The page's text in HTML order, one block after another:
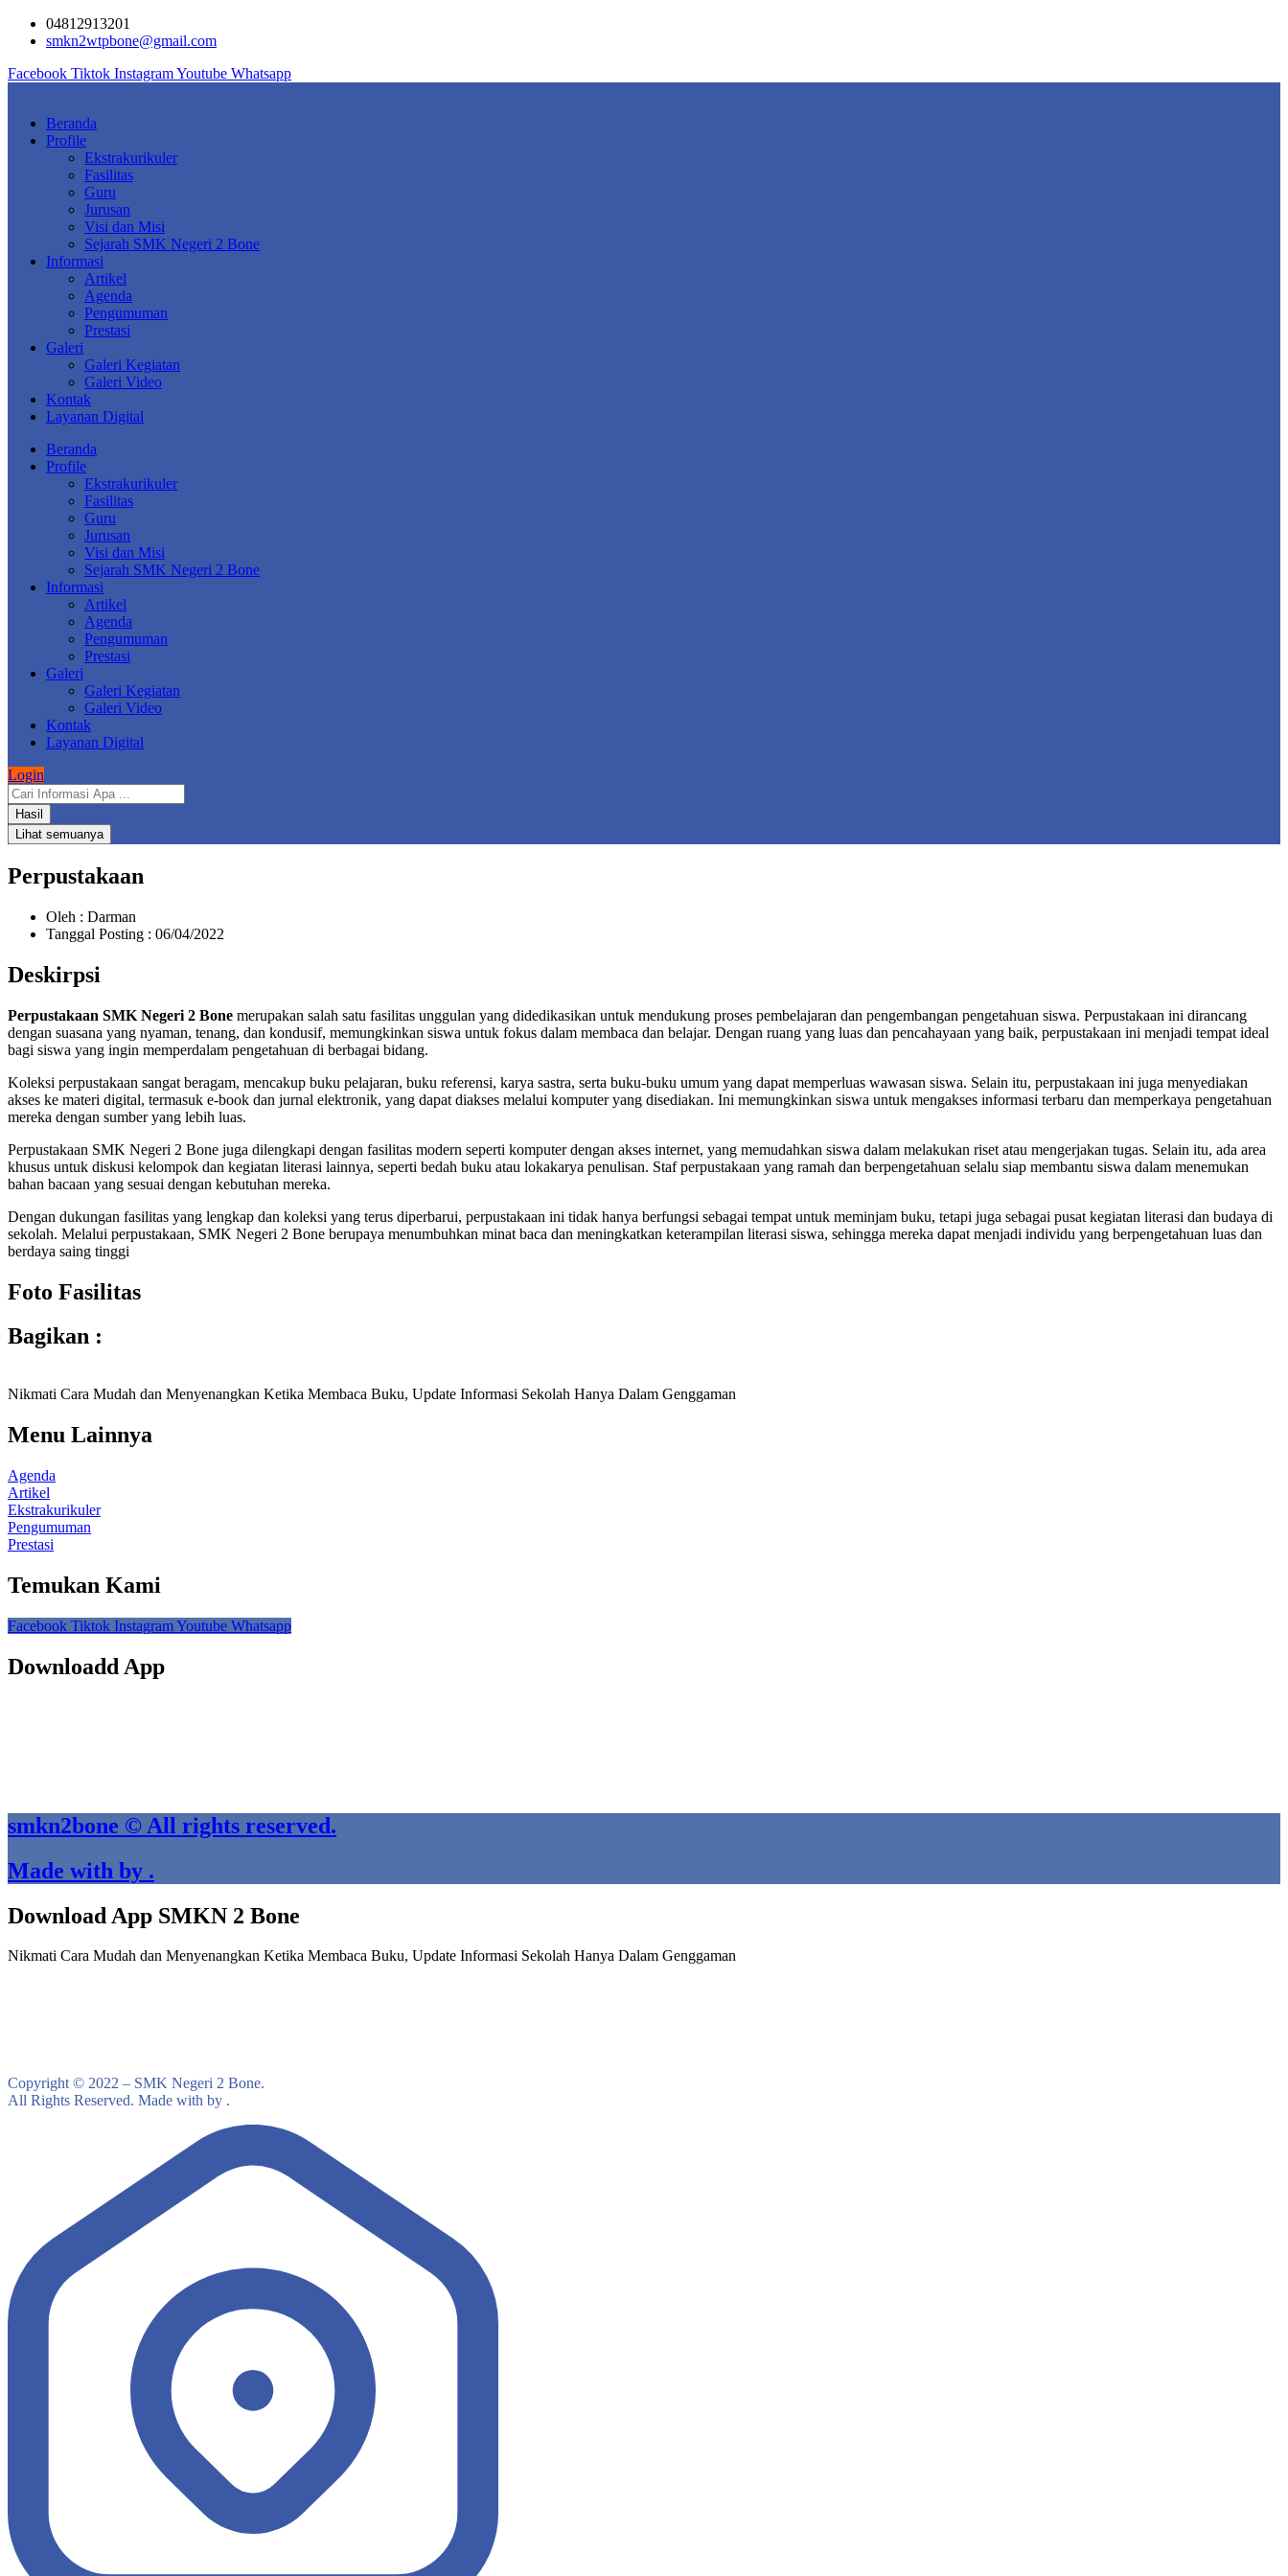
Skip
04812913201
smkn2wtpbone@gmail.com
Facebook Tiktok InstagramYoutube Whatsapp
Beranda
Profile
Ekstrakurikuler
Fasilitas
Guru
Jurusan
Visi dan Misi
Sejarah SMK Negeri 2 Bone
Informasi
Artikel
Agenda
Pengumuman
Prestasi
Galeri
Galeri Kegiatan
Galeri Video
Kontak
Layanan Digital
Beranda
Profile
Ekstrakurikuler
Fasilitas
Guru
Jurusan
Visi dan Misi
Sejarah SMK Negeri 2 Bone
Informasi
Artikel
Agenda
Pengumuman
Prestasi
Galeri
Galeri Kegiatan
Galeri Video
Kontak
Layanan Digital
Login
Search
...Hasil
Lihat semuanya
Perpustakaan
Oleh : Darman
Tanggal Posting : 06/04/2022
Deskirpsi
Perpustakaan SMK Negeri 2 Bone merupakan salah satu fasilitas unggulan yang didedikasikan untuk mendukung proses pembelajaran dan pengembangan pengetahuan siswa. Perpustakaan ini dirancang
dengan suasana yang nyaman, tenang, dan kondusif, memungkinkan siswa untuk fokus dalam membaca dan belajar. Dengan ruang yang luas dan pencahayaan yang baik, perpustakaan ini menjadi tempat ideal
bagi siswa yang ingin memperdalam pengetahuan di berbagai bidang.
Koleksi perpustakaan sangat beragam, mencakup buku pelajaran, buku referensi, karya sastra, serta buku-buku umum yang dapat memperluas wawasan siswa. Selain itu, perpustakaan ini juga menyediakan
akses ke materi digital, termasuk e-book dan jurnal elektronik, yang dapat diakses melalui komputer yang disediakan. Ini memungkinkan siswa untuk mengakses informasi terbaru dan memperkaya pengetahuan
mereka dengan sumber yang lebih luas.
Perpustakaan SMK Negeri 2 Bone juga dilengkapi dengan fasilitas modern seperti komputer dengan akses internet, yang memudahkan siswa dalam melakukan riset atau mengerjakan tugas. Selain itu, ada area
khusus untuk diskusi kelompok dan kegiatan literasi lainnya, seperti bedah buku atau lokakarya penulisan. Staf perpustakaan yang ramah dan berpengetahuan selalu siap membantu siswa dalam menemukan
bahan bacaan yang sesuai dengan kebutuhan mereka.
Dengan dukungan fasilitas yang lengkap dan koleksi yang terus diperbarui, perpustakaan ini tidak hanya berfungsi sebagai tempat untuk meminjam buku, tetapi juga sebagai pusat kegiatan literasi dan budaya di
sekolah. Melalui perpustakaan, SMK Negeri 2 Bone berupaya menumbuhkan minat baca dan meningkatkan keterampilan literasi siswa, sehingga mereka dapat menjadi individu yang berpengetahuan luas dan
berdaya saing tinggi
Foto Fasilitas
Bagikan :
Nikmati Cara Mudah dan Menyenangkan Ketika Membaca Buku, Update Informasi Sekolah Hanya Dalam Genggaman
Menu Lainnya
Agenda
Artikel
Ekstrakurikuler
Pengumuman
Prestasi
Temukan Kami
Facebook Tiktok InstagramYoutube Whatsapp
Downloadd App
smkn2bone © All rights reserved.
Made with by .
Download App SMKN 2 Bone
Nikmati Cara Mudah dan Menyenangkan Ketika Membaca Buku, Update Informasi Sekolah Hanya Dalam Genggaman
Copyright © 2022 – SMK Negeri 2 Bone.
All Rights Reserved. Made with by .